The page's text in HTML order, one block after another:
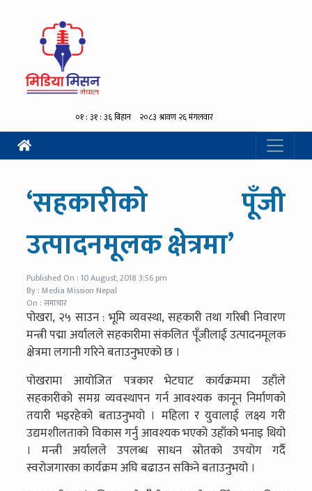
‘सहकारीको पूँजी
उत्पादनमूलक क्षेत्रमा’
Published On : 10 August, 2018 3:56 pm
By : Media Mission Nepal
On : समाचार
पोखरा, २५ साउन : भूमि व्यवस्था, सहकारी तथा गरिबी निवारण
मन्त्री पद्मा अर्यालले सहकारीमा संकलित पूँजीलाई उत्पादनमूलक
क्षेत्रमा लगानी गरिने बताउनुभएको छ ।
पोखरामा आयोजित पत्रकार भेटघाट कार्यक्रममा उहाँले
सहकारीको समग्र व्यवस्थापन गर्न आवश्यक कानून निर्माणको
तयारी भइरहेको बताउनुभयो । महिला र युवालाई लक्ष्य गरी
उद्यमशीलताको विकास गर्नु आवश्यक भएको उहाँको भनाइ थियो
। मन्त्री अर्यालले उपलब्ध साधन स्रोतको उपयोग गर्दै
स्वरोजगारका कार्यक्रम अघि बढाउन सकिने बताउनुभयो ।